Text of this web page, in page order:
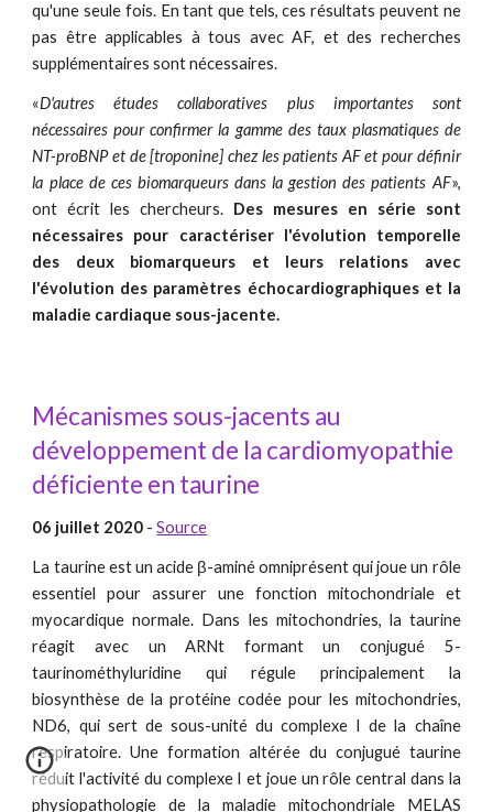
qu'une seule fois. En tant que tels, ces résultats peuvent ne
pas être applicables à tous avec AF, et des recherches
supplémentaires sont nécessaires.
«D'autres études collaboratives plus importantes sont
nécessaires pour confirmer la gamme des taux plasmatiques de
NT-proBNP et de [troponine] chez les patients AF et pour définir
la place de ces biomarqueurs dans la gestion des patients AF»,
ont écrit les chercheurs. Des mesures en série sont
nécessaires pour caractériser l'évolution temporelle
des deux biomarqueurs et leurs relations avec
l'évolution des paramètres échocardiographiques et la
maladie cardiaque sous-jacente.
Mécanismes sous-jacents au
développement de la cardiomyopathie
déficiente en taurine
06 juillet 2020 -Source
La taurine est un acide β-aminé omniprésent qui joue un rôle
essentiel pour assurer une fonction mitochondriale et
myocardique normale. Dans les mitochondries, la taurine
réagit avec un ARNt formant un conjugué 5-
taurinométhyluridine qui régule principalement la
biosynthèse de la protéine codée pour les mitochondries,
ND6, qui sert de sous-unité du complexe I de la chaîne
respiratoire. Une formation altérée du conjugué taurine
réduit l'activité du complexe I et joue un rôle central dans la
physiopathologie de la maladie mitochondriale MELAS